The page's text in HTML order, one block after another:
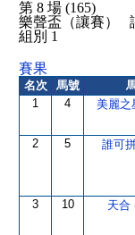
第 8 場 (165)
樂聲盃（讓賽）
組別 1
賽果
名次 馬號
1
4 美麗之
2 5 誰可
3 10 天合